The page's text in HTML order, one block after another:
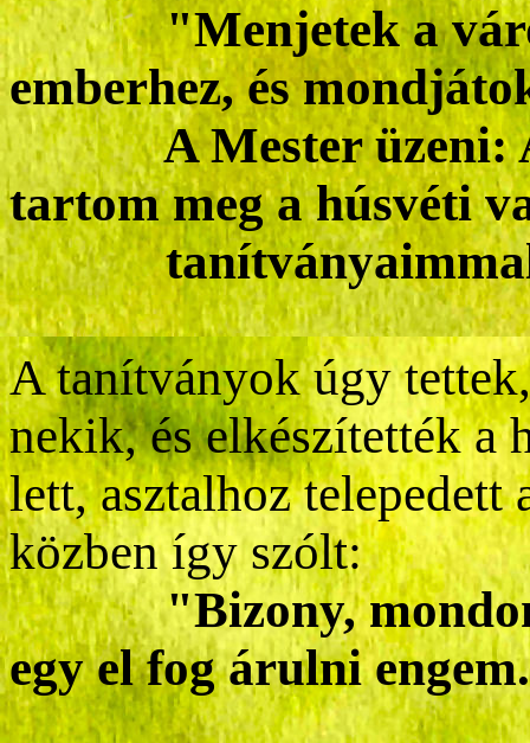
"Menjetek a
emberhez, és
A Mesterüzeni:
tartom meg a húsvéti
A tanítványok úgy
nekik, és elkészítették a
lett, asztalhoz
közben így szólt:
"Bizony,
egy el fog árulni